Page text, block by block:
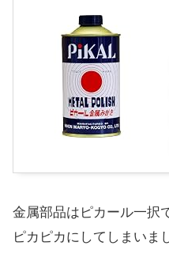
金属部品はピカール一択
ピカピカにしてしまいま